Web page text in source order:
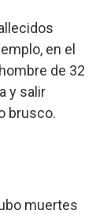
en el
de 32
y salir
brusco.
muertes